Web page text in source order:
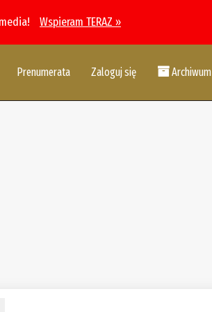
Wspieram TERAZ »
Prenumerata Zaloguj się Archiwum